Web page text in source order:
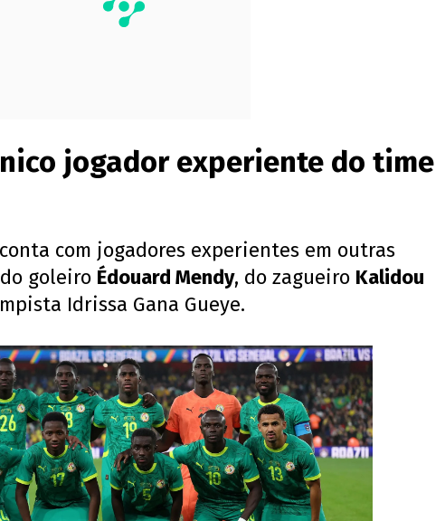
jogador experiente do time
com jogadores experientes em outras
goleiro Édouard Mendy, do zagueiro Kalidou
Idrissa Gana Gueye.